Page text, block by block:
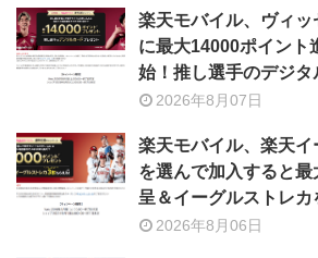
楽天モバイル、ヴィ
に最大14000ポイント
始！推し選手のデジタ
2026年8月07日
楽天モバイル、楽天
を選んで加入すると
呈＆イーグルストレカ
2026年8月06日